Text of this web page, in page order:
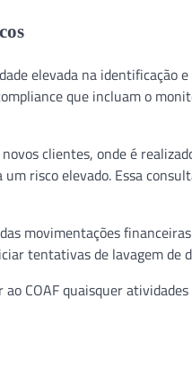
elevada na identificação
que incluam o
clientes, onde é
risco elevado. Essa
movimentações
tentativas de lavagem de
COAF quaisquer